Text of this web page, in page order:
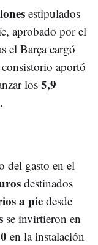
estipulados
aprobado por el
el Barça cargó
aportó
los 5,9
del gasto en el
destinados
a pie desde
se invirtieron en
en la instalación